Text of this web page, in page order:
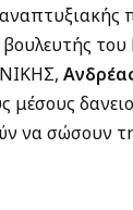
μέσους
να σώσουν